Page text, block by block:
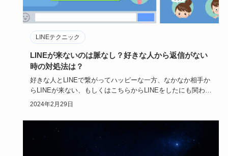
LINEテクニック
LINEが来ないのは脈なし？好きな人から返信がない
時の対処法は？
好きな人とLINEで繋がってハッピーな一方、なかなか相手か
らLINEが来ない、もしくはこちらからLINEをしたにも関わら
ず…
2024年2月29日